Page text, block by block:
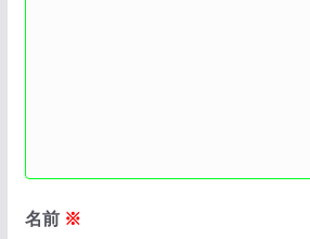
名前 ※